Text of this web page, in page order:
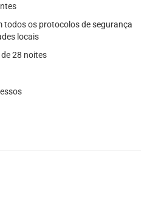
todos os protocolos de segurança
locais
28 noites